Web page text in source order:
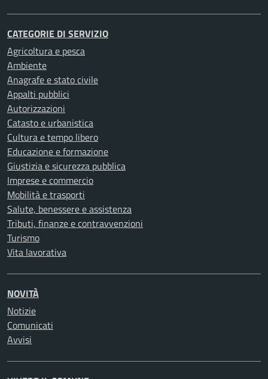
CATEGORIE DI SERVIZIO
Agricoltura e pesca
Ambiente
Anagrafe e stato civile
Appalti pubblici
Autorizzazioni
Catasto e urbanistica
Cultura e tempo libero
Educazione e formazione
Giustizia e sicurezza pubblica
Imprese e commercio
Mobilità e trasporti
Salute, benessere e assistenza
Tributi, finanze e contravvenzioni
Turismo
Vita lavorativa
NOVITÀ
Notizie
Comunicati
Avvisi